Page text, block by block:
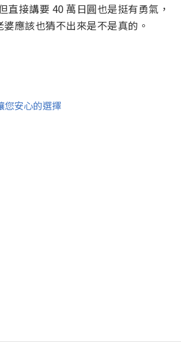
直接講要 40 萬日圓也是挺有勇氣，
應該也猜不出來是不是真的。
您安心的選擇